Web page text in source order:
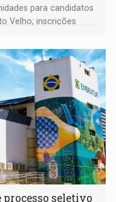
para candidatos
Velho; inscrições
processo seletivo